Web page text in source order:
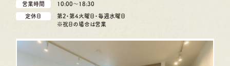
営業時間 10:00〜18:30
定休日
第2・第4火曜日・毎週水曜日
※祝日の場合は営業